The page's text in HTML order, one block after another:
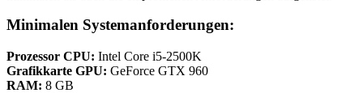
Minimalen Systemanforderungen:
Prozessor CPU: Intel Core i5-2500K
Grafikkarte GPU: GeForce GTX 960
RAM: 8 GB